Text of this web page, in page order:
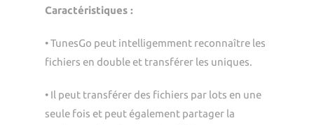
Caractéristiques :
• TunesGo peut intelligemment reconnaître les
fichiers en double et transférer les uniques.
• Il peut transférer des fichiers par lots en une
seule fois et peut également partager la